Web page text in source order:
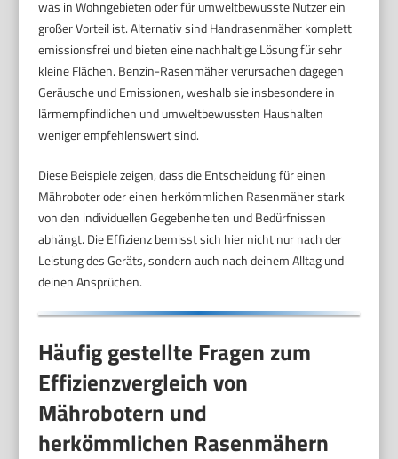
was in Wohngebieten oder für umweltbewusste Nutzer ein
großer Vorteil ist. Alternativ sind Handrasenmäher komplett
emissionsfrei und bieten eine nachhaltige Lösung für sehr
kleine Flächen. Benzin-Rasenmäher verursachen dagegen
Geräusche und Emissionen, weshalb sie insbesondere in
lärmempfindlichen und umweltbewussten Haushalten
weniger empfehlenswert sind.
Diese Beispiele zeigen, dass die Entscheidung für einen
Mähroboter oder einen herkömmlichen Rasenmäher stark
von den individuellen Gegebenheiten und Bedürfnissen
abhängt. Die Effizienz bemisst sich hier nicht nur nach der
Leistung des Geräts, sondern auch nach deinem Alltag und
deinen Ansprüchen.
Häufig gestellte Fragen zum
Effizienzvergleich von
Mährobotern und
herkömmlichen Rasenmähern